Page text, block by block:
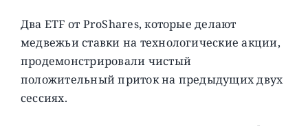
Два ETF от ProShares, которые делают
медвежьи ставки на технологические акции,
продемонстрировали чистый
положительный приток на предыдущих двух
сессиях.